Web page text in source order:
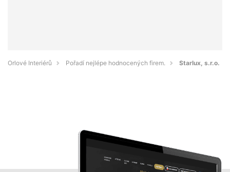
Orlové Interiérů Pořadí nejlépe hodnocených firem. Starlux, s.r.o.